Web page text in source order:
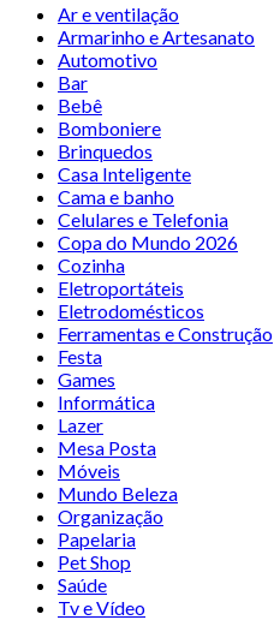
Ar e ventilação
Armarinho e Artesanato
Automotivo
Bar
Bebê
Bomboniere
Brinquedos
Casa Inteligente
Cama e banho
Celulares e Telefonia
Copa do Mundo 2026
Cozinha
Eletroportáteis
Eletrodomésticos
Ferramentas e Construção
Festa
Games
Informática
Lazer
Mesa Posta
Móveis
Mundo Beleza
Organização
Papelaria
Pet Shop
Saúde
Tv e Vídeo